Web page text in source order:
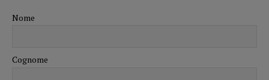
Nome
Cognome